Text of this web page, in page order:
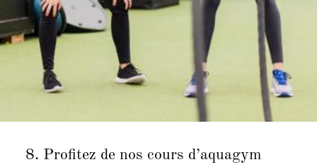
8. Profitez de nos cours d’aquagym